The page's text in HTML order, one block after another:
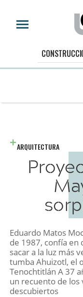
ARQUITECTURA
Eduardo Matos
de 1987, confía en
sacar a la luz más
tumba Ahuizotl, el
Tenochtitlán A 37
un recuento de los
descubiertos